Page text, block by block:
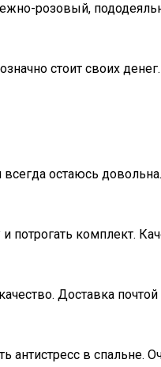
розовый,
стоит своих
остаюсь
комплект.
Доставка
антистресс в спальне.